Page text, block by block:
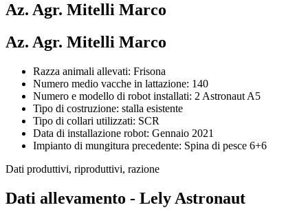
Az. Agr. Mitelli Marco
Az. Agr. Mitelli Marco
Razza animali allevati: Frisona
Numero medio vacche in lattazione: 140
Numero e modello di robot installati: 2 Astronaut A5
Tipo di costruzione: stalla esistente
Tipo di collari utilizzati: SCR
Data di installazione robot: Gennaio 2021
Impianto di mungitura precedente: Spina di pesce 6+6
Dati produttivi, riproduttivi, razione
Dati allevamento - Lely Astronaut